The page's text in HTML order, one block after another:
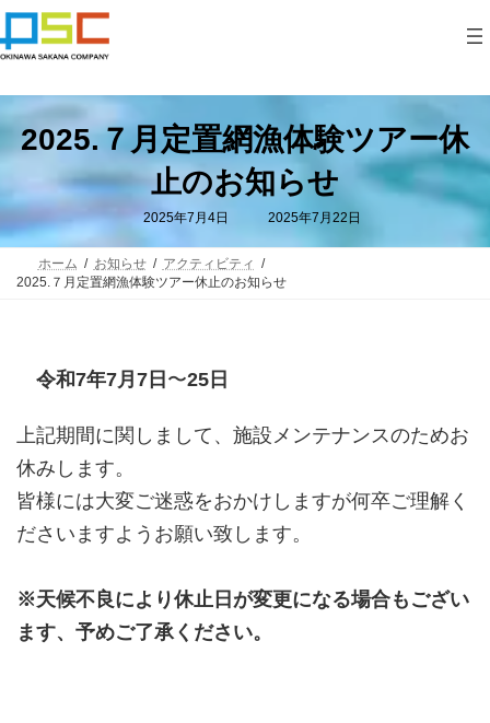
テ
ス
ゲ
ン
2025.７月定置網漁体験ツアー休
止のお知らせ
2025年7月4日
最
時
2025年7月22日
ホーム お知らせ
アクティビティ
2025.７月定置網漁体験ツアー休止のお知らせ
令和7年7月7日 〜25日
上記期間に関しまして、施設メンテナンスのためお
休みします。
皆様には大変ご迷惑をおかけしますが何卒ご理解く
ださいますようお願い致します。
※天候不良により休止日が変更になる場合もござい
ます、予めご了承ください。